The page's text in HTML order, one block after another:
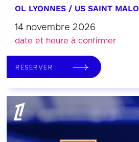
OL LYONNES / US SAINT MALO
14 novembre 2026
date et heure à confirmer
RÉSERVER